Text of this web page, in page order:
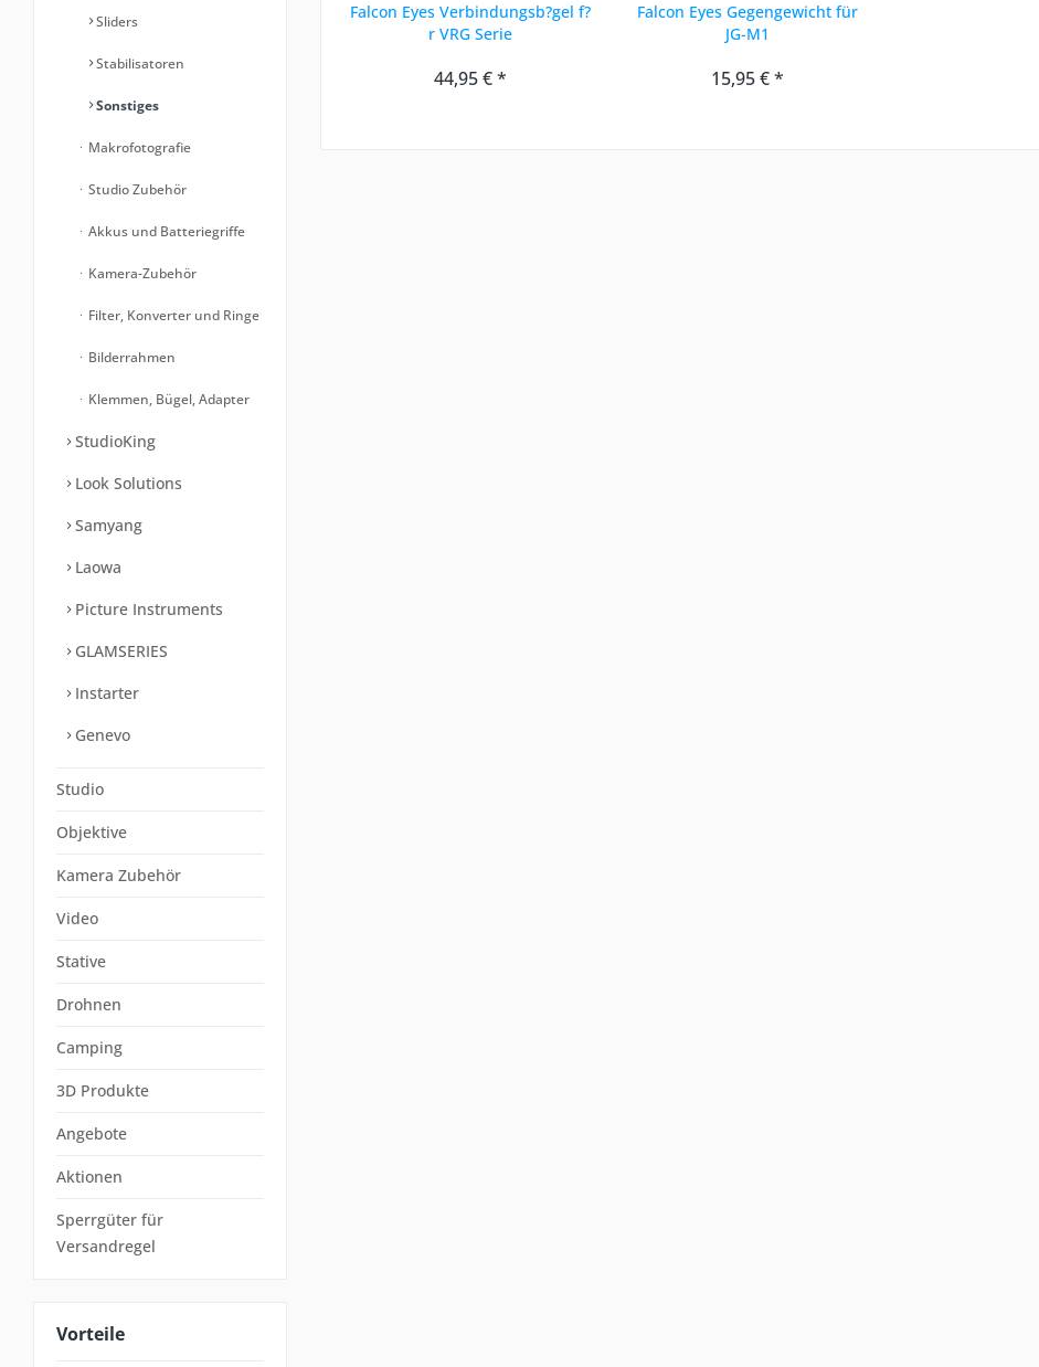
Sliders
Stabilisatoren
Sonstiges
Makrofotografie
Studio Zubehör
Akkus und Batteriegriffe
Kamera-Zubehör
Filter, Konverter und Ringe
Bilderrahmen
Klemmen, Bügel, Adapter
StudioKing
Look Solutions
Samyang
Laowa
Picture Instruments
GLAMSERIES
Instarter
Genevo
Studio
Objektive
Kamera Zubehör
Video
Stative
Drohnen
Camping
3D Produkte
Angebote
Aktionen
Sperrgüter für
Versandregel
Vorteile
Falcon Eyes Verbindungsb?gel f?
r VRG Serie
44,95 € *
Falcon Eyes Gegengewicht für
JG-M1
15,95 € *